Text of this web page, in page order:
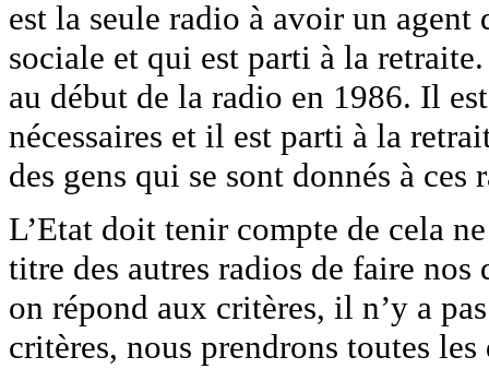
est la seule radio à avoir un agent
sociale et qui est parti à la
au début de la radio en 1986. Il
nécessaires et il est parti à la
des gens qui se sont donnés à ces
L’Etat doit tenir compte de cela
titre des autres radios de faire
on répond aux critères, il n’y a
critères, nous prendrons toutes